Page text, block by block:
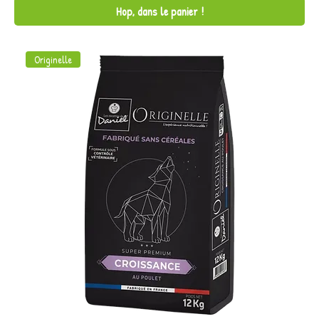
Hop, dans le panier !
Originelle